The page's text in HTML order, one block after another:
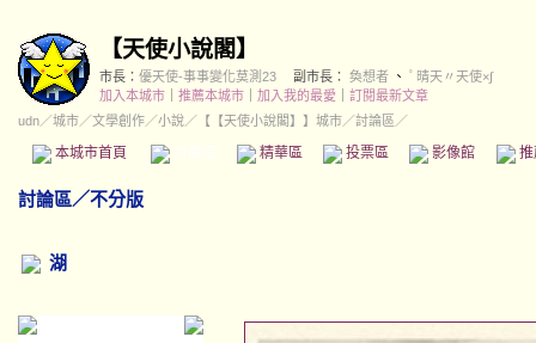
【天使小說閣】
市長： 優天使-事事變化莫測23 副市長： 奐想者 、 ﾟ晴天〃天使×∫
加入本城市
推薦本城市 加入我的最愛
訂閱最新文章
udn／城市／文學創作／小說／ 【【天使小說閣】】城市／討論區／
本城市首頁 精華區 投票區 影像館
討論區／不分版
湖